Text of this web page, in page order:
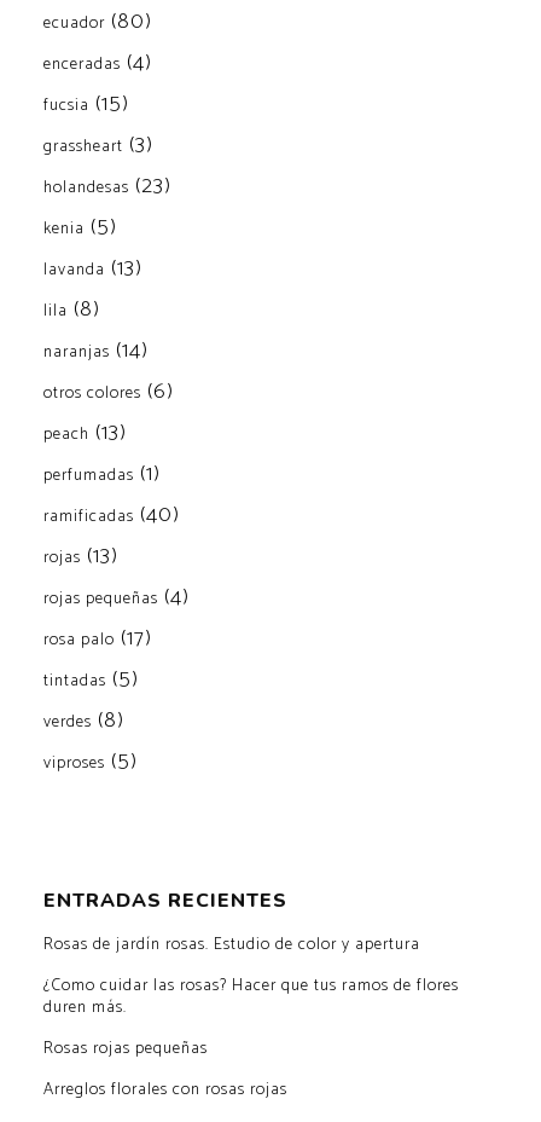
ecuador (80)
enceradas (4)
fucsia (15)
grassheart (3)
holandesas (23)
kenia (5)
lavanda (13)
lila (8)
naranjas (14)
otros colores (6)
peach (13)
perfumadas (1)
ramificadas (40)
rojas (13)
rojas pequeñas (4)
rosa palo (17)
tintadas (5)
verdes (8)
viproses (5)
ENTRADAS RECIENTES
Rosas de jardín rosas. Estudio de color y apertura
¿Como cuidar las rosas? Hacer que tus ramos de flores
duren más.
Rosas rojas pequeñas
Arreglos florales con rosas rojas